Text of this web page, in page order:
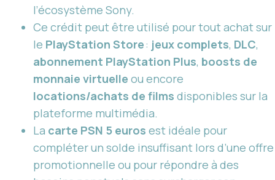
l’écosystème Sony.
Ce crédit peut être utilisé pour tout achat sur
le PlayStation Store: jeux complets, DLC,
abonnement PlayStation Plus, boosts de
monnaie virtuelle ou encore
locations/achats de films disponibles sur la
plateforme multimédia.
La carte PSN 5 euros est idéale pour
compléter un solde insuffisant lors d’une offre
promotionnelle ou pour répondre à des